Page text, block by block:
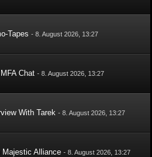
Tapes -8. August 2026, 13:27
Chat -8. August 2026, 13:27
With Tarek -8. August 2026, 13:27
Majestic Alliance -8. August 2026, 13:27